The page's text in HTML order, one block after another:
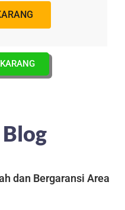
dan Bergaransi Area